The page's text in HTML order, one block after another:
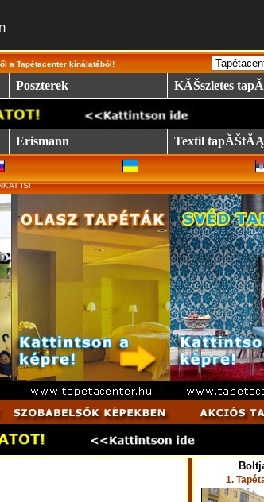
a Tapétacenter kínálatából!
Poszterek KĂŠszletes
Erismann Textil
IS!
1.